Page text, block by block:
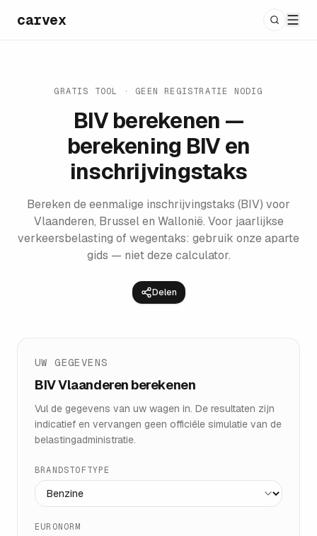
carvex
GRATIS TOOL · GEEN REGISTRATIE NODIG
BIV berekenen —
berekening BIV en
inschrijvingstaks
Bereken de eenmalige inschrijvingstaks (BIV) voor
Vlaanderen, Brussel en Wallonië. Voor jaarlijkse
verkeersbelasting of wegentaks: gebruik onze aparte
gids — niet deze calculator.
Delen
UW GEGEVENS
BIV Vlaanderen berekenen
Vul de gegevens van uw wagen in. De resultaten zijn
indicatief en vervangen geen officiële simulatie van de
belastingadministratie.
BRANDSTOFTYPE
EURONORM